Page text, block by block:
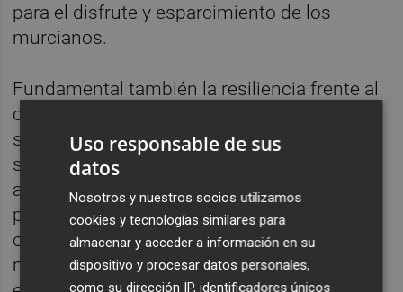
para el disfrute y esparcimiento de los
murcianos.
Fundamental también la resiliencia frente al
cambio climático ya que este proyecto no
solo absorbe 344 toneladas de CO2 durante
su periodo de permanencia, sino que ayuda
a regular mejor los ciclos hídricos locales,
protegiendo al entorno frente a fenómenos
climáticos extremos. La inspección
ministerial ha validado la efectividad de
Uso responsable de sus
datos
Nosotros y nuestros socios utilizamos
cookies y tecnologías similares para
almacenar y acceder a información en su
dispositivo y procesar datos personales,
como su dirección IP, identificadores únicos